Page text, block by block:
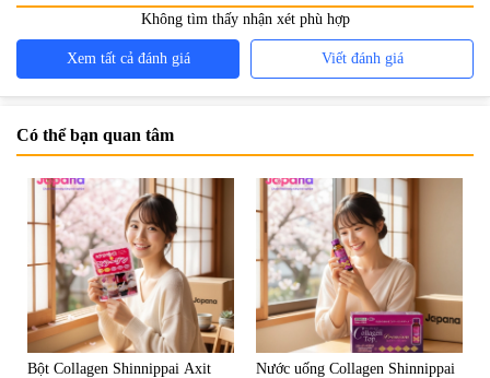
Không tìm thấy nhận xét phù hợp
Xem tất cả đánh giá Viết đánh giá
Có thể bạn quan tâm
Bột Collagen Shinnippai Axit
Nước uống Collagen Shinnippai